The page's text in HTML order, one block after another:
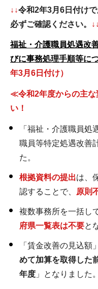
↓↓令和2年3月6日付け
必ずご確認ください。
↓↓
福祉・介護職員処遇改
びに事務処理手順等に
年3月6日付け）
≪令和2年度からの主
い！
「福祉・介護職員
職員等特定処遇改善
た。
根拠資料の提出は、
認することで、
原則
複数事務所を一括し
府県一覧表は不要と
「賃金改善の見込額
めて加算を取得した
年度 」となりました。